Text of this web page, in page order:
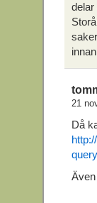
delar
21
Då